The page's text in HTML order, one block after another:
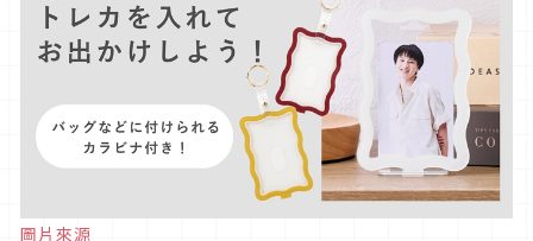
圖片來源